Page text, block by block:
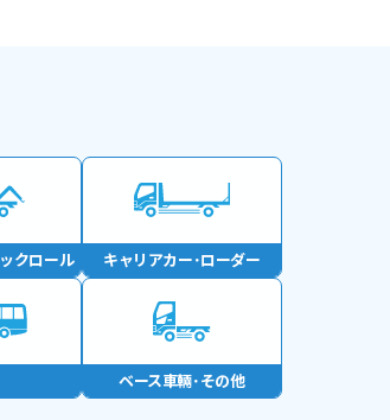
クロール キャリアカー･ローダー
ベース車輛･その他